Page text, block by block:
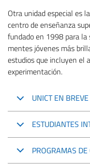
Otra unidad especial es la
centro de enseñanza
fundado en 1998 para
mentes jóvenes más
estudios que incluyen el
experimentación.
UNICT EN BREVE
ESTUDIANTES
PROGRAMAS